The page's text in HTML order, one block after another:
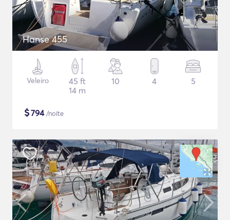
Hanse 455
Veleiro
45 ft
14 m
10 4 5
$794/noite